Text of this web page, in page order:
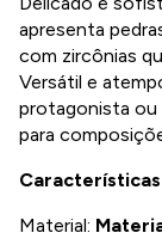
apresenta
com zircônias
Versátil e
protagonista ou
para
Material: